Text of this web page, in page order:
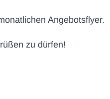
Angebotsflyer.
zu dürfen!